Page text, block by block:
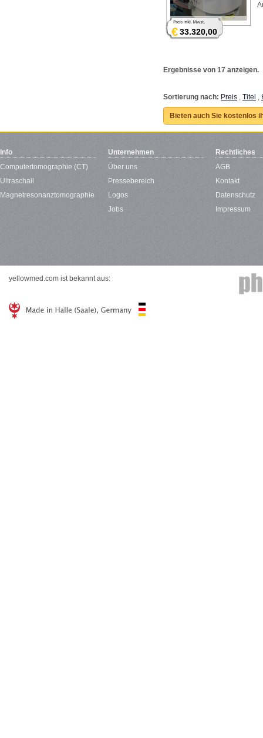
€33.320,00
Ergebnisse von 17 anzeigen.
Sortierung nach: Preis , Titel ,
Bieten auch Sie kostenlos
Info
Computertomographie (CT)
Ultraschall
Magnetresonanztomographie
Unternehmen
Über uns
Pressebereich
Logos
Jobs
Rechtliches
AGB
Kontakt
Datenschutz
Impressum
yellowmed.com ist bekannt aus: